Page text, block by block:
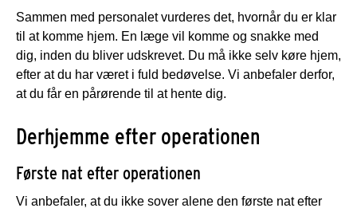
Sammen med personalet vurderes det, hvornår du er klar
til at komme hjem. En læge vil komme og snakke med
dig, inden du bliver udskrevet. Du må ikke selv køre hjem,
efter at du har været i fuld bedøvelse. Vi anbefaler derfor,
at du får en pårørende til at hente dig.
Derhjemme efter operationen
Første nat efter operationen
Vi anbefaler, at du ikke sover alene den første nat efter